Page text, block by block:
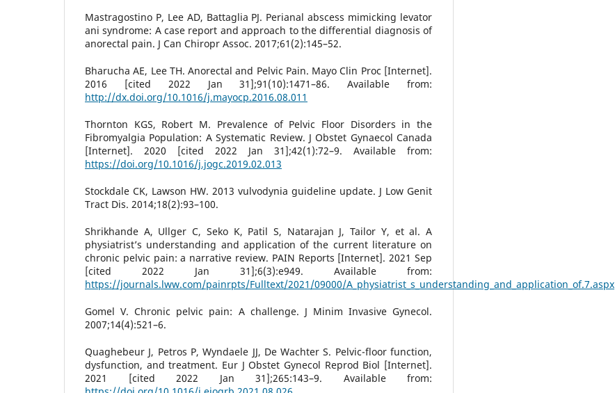
Mastragostino P, Lee AD, Battaglia PJ. Perianal abscess mimicking levator
ani syndrome: A case report and approach to the differential diagnosis of
anorectal pain. J Can Chiropr Assoc. 2017;61(2):145–52.
Bharucha AE, Lee TH. Anorectal and Pelvic Pain. Mayo Clin Proc [Internet].
2016 [cited 2022 Jan 31];91(10):1471–86. Available from:
http://dx.doi.org/10.1016/j.mayocp.2016.08.011
Thornton KGS, Robert M. Prevalence of Pelvic Floor Disorders in the
Fibromyalgia Population: A Systematic Review. J Obstet Gynaecol Canada
[Internet]. 2020 [cited 2022 Jan 31];42(1):72–9. Available from:
https://doi.org/10.1016/j.jogc.2019.02.013
Stockdale CK, Lawson HW. 2013 vulvodynia guideline update. J Low Genit
Tract Dis. 2014;18(2):93–100.
Shrikhande A, Ullger C, Seko K, Patil S, Natarajan J, Tailor Y, et al. A
physiatrist’s understanding and application of the current literature on
chronic pelvic pain: a narrative review. PAIN Reports [Internet]. 2021 Sep
[cited 2022 Jan 31];6(3):e949. Available from:
https://journals.lww.com/painrpts/Fulltext/2021/09000/A_physiatrist_s_understanding_and_application_of.7.aspx
Gomel V. Chronic pelvic pain: A challenge. J Minim Invasive Gynecol.
2007;14(4):521–6.
Quaghebeur J, Petros P, Wyndaele JJ, De Wachter S. Pelvic-floor function,
dysfunction, and treatment. Eur J Obstet Gynecol Reprod Biol [Internet].
2021 [cited 2022 Jan 31];265:143–9. Available from: